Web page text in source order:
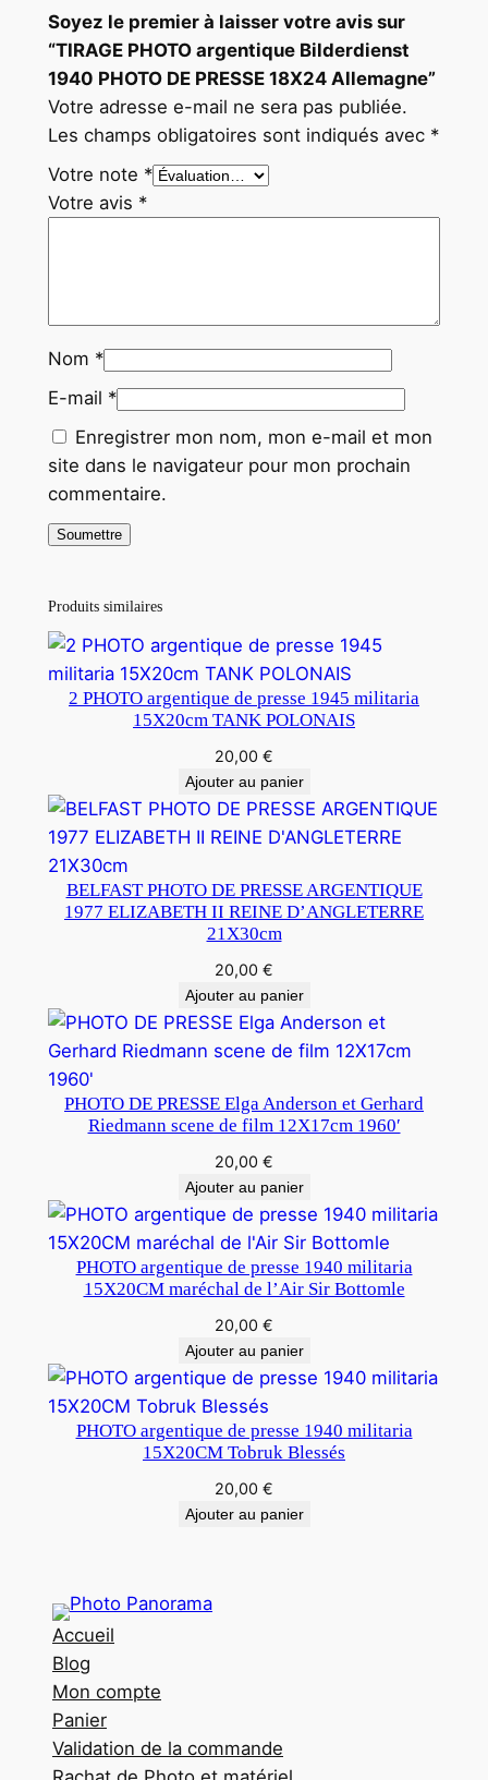
n
e
Soyez le premier à laisser votre avis sur
“TIRAGE PHOTO argentique Bilderdienst
1940 PHOTO DE PRESSE 18X24 Allemagne”
Votre adresse e-mail ne sera pas publiée.
Les champs obligatoires sont indiqués avec *
Votre note *
Votre avis *
Nom *
E-mail *
Enregistrer mon nom, mon e-mail et mon
site dans le navigateur pour mon prochain
commentaire.
Produits similaires
2 PHOTO argentique de presse 1945 militaria
15X20cm TANK POLONAIS
20,00 €
Ajouter au panier
BELFAST PHOTO DE PRESSE ARGENTIQUE
1977 ELIZABETH II REINE D’ANGLETERRE
21X30cm
20,00 €
Ajouter au panier
PHOTO DE PRESSE Elga Anderson et Gerhard
Riedmann scene de film 12X17cm 1960′
20,00 €
Ajouter au panier
PHOTO argentique de presse 1940 militaria
15X20CM maréchal de l’Air Sir Bottomle
20,00 €
Ajouter au panier
PHOTO argentique de presse 1940 militaria
15X20CM Tobruk Blessés
20,00 €
Ajouter au panier
Accueil
Blog
Mon compte
Panier
Validation de la commande